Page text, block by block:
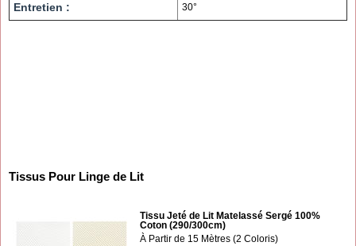
Entretien :
30°
Tissus Pour Linge de Lit
Tissu Jeté de Lit Matelassé Sergé 100%
Coton (290/300cm)
À Partir de 15 Mètres (2 Coloris)